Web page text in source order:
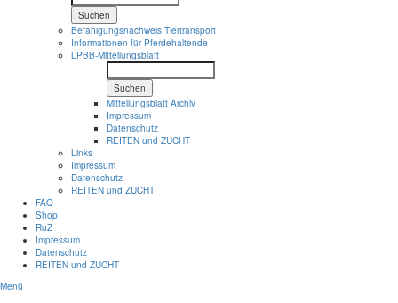
Suchen
Befähigungsnachweis Tiertransport
Informationen für Pferdehaltende
LPBB-Mitteilungsblatt
Suchen
Mitteilungsblatt Archiv
Impressum
Datenschutz
REITEN und ZUCHT
Links
Impressum
Datenschutz
REITEN und ZUCHT
FAQ
Shop
RuZ
Impressum
Datenschutz
REITEN und ZUCHT
Menü